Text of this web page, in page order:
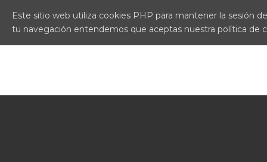
Este sitio web utiliza cookies PHP para mantener la sesión
tu navegación entendemos que aceptas nuestra política de